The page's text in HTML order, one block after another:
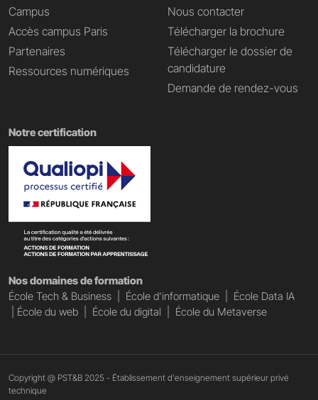
Campus
Accès campus Paris
Partenaires
Ressources numériques
Nous contacter
Télécharger la brochure
Télécharger le dossier de
candidature
Demande de rendez-vous
Notre certification
Nos domaines de formation
École Tech & Business
École d'informatique
École Data IA
École du web École du digital École du Metaverse
Copyright @ PST&B 2025 - Établissement d'enseignement supérieur privé
technique